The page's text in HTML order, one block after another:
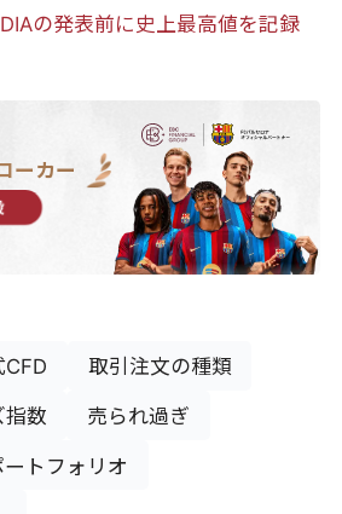
の発表前に史上最高値を記録
ーカー
CFD 取引注文の種類
指数 売られ過ぎ
ートフォリオ